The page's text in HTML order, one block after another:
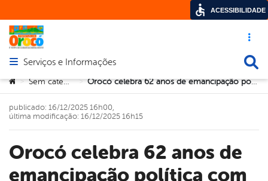
Acesso
Abrir menu principal de navegação
Serviços e Informações
Você está aqui:
> Sem categoria > Orocó celebra 62 anos de emancipação política com ampla programação cultural, cívica e religiosa
Orocó celebra 62 anos de
emancipação política com
publicado: 16/12/2025 16h00,
última modificação: 16/12/2025 16h15
ACESSIBILIDADE